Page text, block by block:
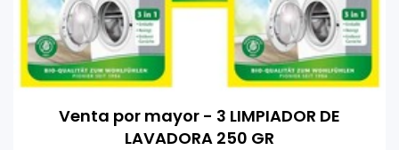
Venta por mayor - 3 LIMPIADOR DE
LAVADORA 250 GR